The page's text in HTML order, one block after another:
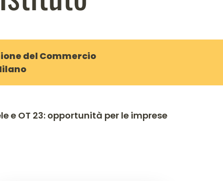
del Commercio
e OT 23: opportunità per le imprese